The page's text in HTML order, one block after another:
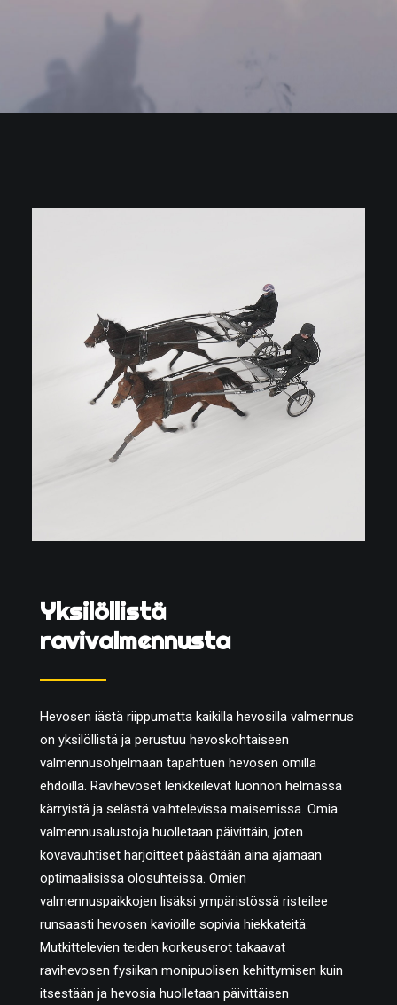
Yksilöllistä
ravivalmennusta
Hevosen iästä riippumatta kaikilla hevosilla valmennus
on yksilöllistä ja perustuu hevoskohtaiseen
valmennusohjelmaan tapahtuen hevosen omilla
ehdoilla. Ravihevoset lenkkeilevät luonnon helmassa
kärryistä ja selästä vaihtelevissa maisemissa. Omia
valmennusalustoja huolletaan päivittäin, joten
kovavauhtiset harjoitteet päästään aina ajamaan
optimaalisissa olosuhteissa. Omien
valmennuspaikkojen lisäksi ympäristössä risteilee
runsaasti hevosen kavioille sopivia hiekkateitä.
Mutkittelevien teiden korkeuserot takaavat
ravihevosen fysiikan monipuolisen kehittymisen kuin
itsestään ja hevosia huolletaan päivittäisen